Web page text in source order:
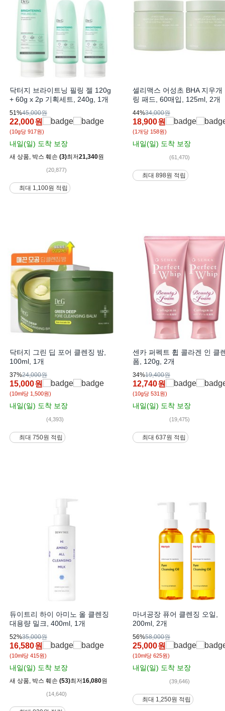
닥터지 브라이트닝 필링 젤 120g
+ 60g x 2p 기획세트, 240g, 1개
51%45,000원
22,000원
(10g당 917원)
내일(일) 도착 보장
새 상품, 박스 훼손 (3)최저21,340원
(20,877)
최대 1,100원 적립
셀리맥스 어성초 BHA 지우개
링 패드, 60매입, 125ml, 2개
44%34,000원
18,900원
(1개당 158원)
내일(일) 도착 보장
(61,470)
최대 898원 적립
닥터지 그린 딥 포어 클렌징 밤,
100ml, 1개
37%24,000원
15,000원
(10ml당 1,500원)
내일(일) 도착 보장
(4,393)
최대 750원 적립
센카 퍼펙트 휩 콜라겐 인 클
폼, 120g, 2개
34%19,400원
12,740원
(10g당 531원)
내일(일) 도착 보장
(19,475)
최대 637원 적립
듀이트리 하이 아미노 올 클렌징
대용량 밀크, 400ml, 1개
52%35,000원
16,580원
(10ml당 415원)
내일(일) 도착 보장
새 상품, 박스 훼손 (53)최저16,080원
(14,640)
마녀공장 퓨어 클렌징 오일,
200ml, 2개
56%58,000원
25,000원
(10ml당 625원)
내일(일) 도착 보장
(39,646)
최대 1,250원 적립